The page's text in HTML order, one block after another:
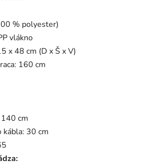
% polyester)
vlákno
x 48 cm (D x Š x V)
160 cm
cm
kábla: 30 cm